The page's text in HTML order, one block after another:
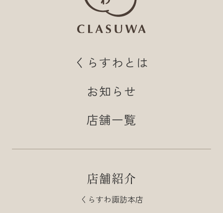
くらすわとは
お知らせ
店舗一覧
店舗紹介
くらすわ諏訪本店